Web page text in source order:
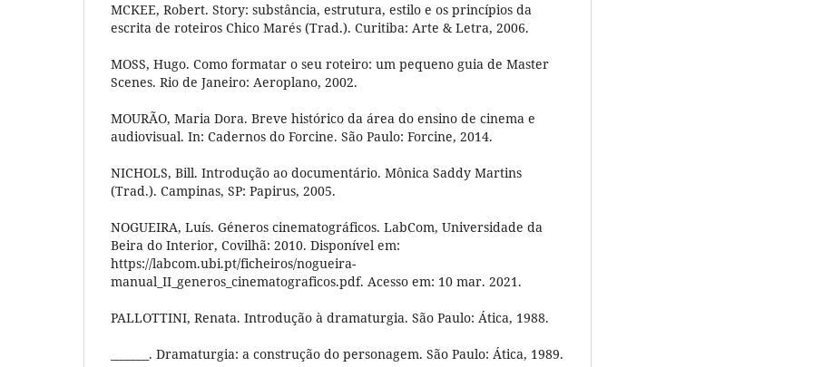
MCKEE, Robert. Story: substância, estrutura, estilo e os princípios da
escrita de roteiros Chico Marés (Trad.). Curitiba: Arte & Letra, 2006.
MOSS, Hugo. Como formatar o seu roteiro: um pequeno guia de Master
Scenes. Rio de Janeiro: Aeroplano, 2002.
MOURÃO, Maria Dora. Breve histórico da área do ensino de cinema e
audiovisual. In: Cadernos do Forcine. São Paulo: Forcine, 2014.
NICHOLS, Bill. Introdução ao documentário. Mônica Saddy Martins
(Trad.). Campinas, SP: Papirus, 2005.
NOGUEIRA, Luís. Géneros cinematográficos. LabCom, Universidade da
Beira do Interior, Covilhã: 2010. Disponível em:
https://labcom.ubi.pt/ficheiros/nogueira-
manual_II_generos_cinematograficos.pdf. Acesso em: 10 mar. 2021.
PALLOTTINI, Renata. Introdução à dramaturgia. São Paulo: Ática, 1988.
_______. Dramaturgia: a construção do personagem. São Paulo: Ática, 1989.